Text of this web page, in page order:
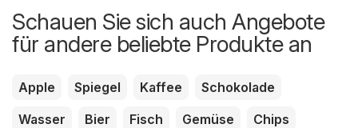
Schauen Sie sich auch Angebote
für andere beliebte Produkte an
Apple Spiegel Kaffee
Schokolade
Wasser
Bier Fisch Gemüse
Chips